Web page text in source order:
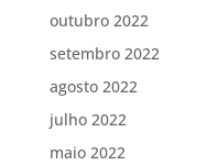
outubro 2022
setembro 2022
agosto 2022
julho 2022
maio 2022